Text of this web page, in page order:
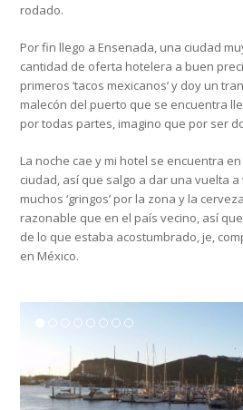
rodado.
Por fin llego a Ensenada, una ciudad
cantidad de oferta hotelera a buen
primeros ‘tacos mexicanos’ y doy un
malecón del puerto que se encuentra
por todas partes, imagino que por ser
La noche cae y mi hotel se encuentra
ciudad, así que salgo a dar una vuelta
muchos ‘gringos’ por la zona y la
razonable que en el país vecino, así
de lo que estaba acostumbrado, je,
en México.